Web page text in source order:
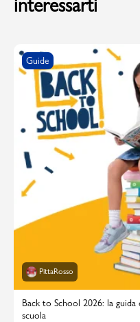
Guide
PittaRosso
Back to School 2026: la
scuola